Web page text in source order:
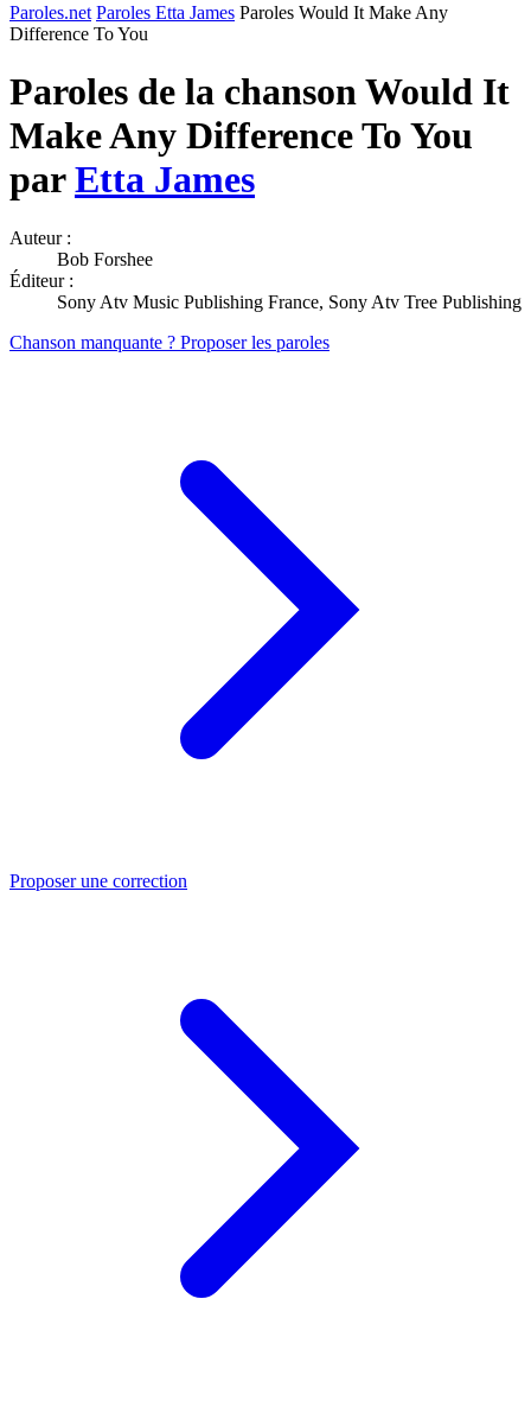
Paroles.net Paroles Etta James Paroles Would It Make Any
Difference To You
Paroles de la chanson Would It
Make Any Difference To You
parEtta James
Auteur :
Bob Forshee
Éditeur :
Sony Atv Music Publishing France, Sony Atv Tree Publishing
Chanson manquante ? Proposer les paroles
Proposer une correction